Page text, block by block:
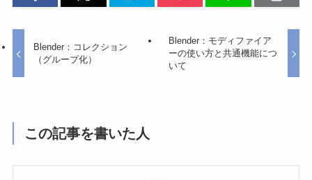
Blender：コレクション
（グループ化）
Blender：モディファイア
ーの使い方と共通機能につ
いて
この記事を書いた人